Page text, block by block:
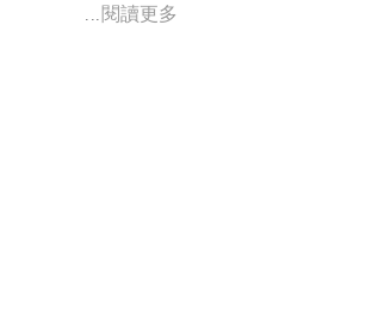
...閱讀更多